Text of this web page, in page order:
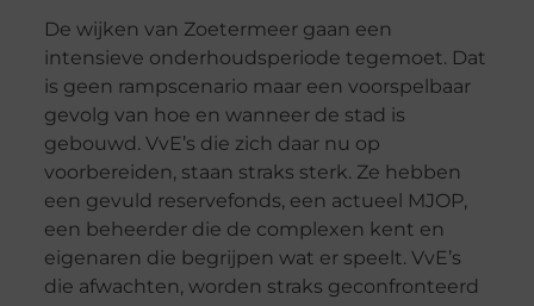
De wijken van Zoetermeer gaan een
intensieve onderhoudsperiode tegemoet. Dat
is geen rampscenario maar een voorspelbaar
gevolg van hoe en wanneer de stad is
gebouwd. VvE’s die zich daar nu op
voorbereiden, staan straks sterk. Ze hebben
een gevuld reservefonds, een actueel MJOP,
een beheerder die de complexen kent en
eigenaren die begrijpen wat er speelt. VvE’s
die afwachten, worden straks geconfronteerd